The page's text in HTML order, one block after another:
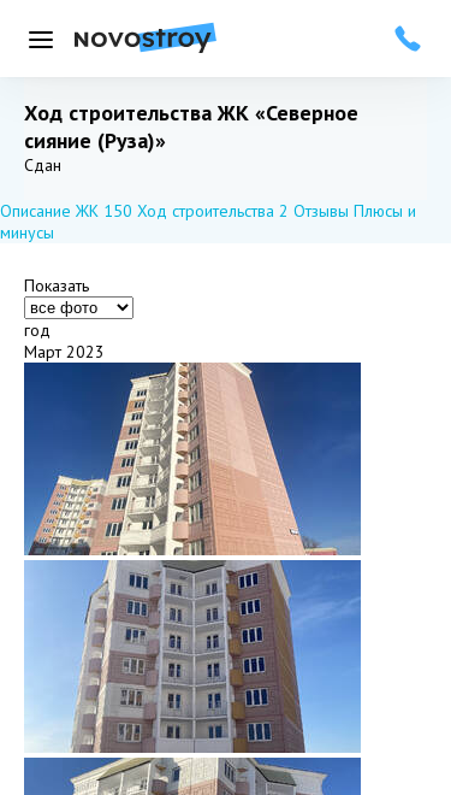
Меню
Ход строительства ЖК «Северное
сияние (Руза)»
Добавить в избранное
Подписаться
Сдан
Описание ЖК 150 Ход строительства 2 Отзывы Плюсы и
минусы
Показать
год
Март 2023